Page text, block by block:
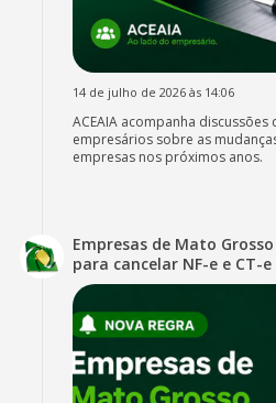
14 de julho de 2026 às 14:06
ACEAIA acompanha
empresários sobre as
empresas nos próximos anos.
Empresas de Mato
para cancelar NF-e e CT-e